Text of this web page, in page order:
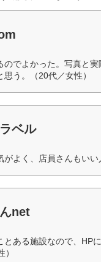
のでよかった。写真と
う。（20代／女性）
ベル
がよく、店員さんもいい
net
とある施設なので、HP